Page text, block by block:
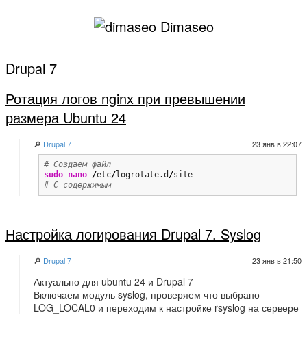
Dimaseo
Drupal 7
Ротация логов nginx при превышении
размера Ubuntu 24
🔎 Drupal 7 23 янв в 22:07
# Создаем файл
sudo nano /etc/logrotate.d /
# С содержимым
Настройка логирования Drupal 7. Syslog
🔎 Drupal 7 23 янв в 21:50
Актуально для ubuntu 24 и Drupal 7
Включаем модуль syslog, проверяем что выбрано
LOG_LOCAL0 и переходим к настройке rsyslog на сервере